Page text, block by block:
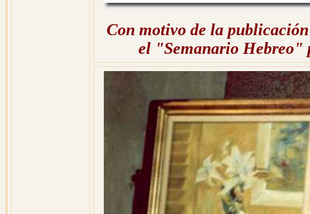
Con motivo de la
el "Semanario Hebreo"